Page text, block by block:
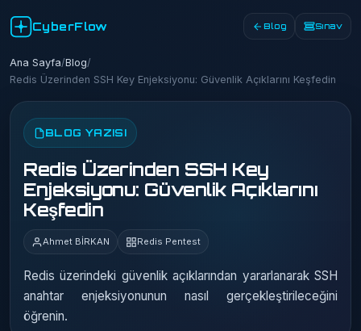
CyberFlow Blog Sınav
Ana Sayfa/Blog/
Redis Üzerinden SSH Key Enjeksiyonu: Güvenlik Açıklarını Keşfedin
BLOG YAZISI
Redis Üzerinden SSH Key
Enjeksiyonu: Güvenlik Açıklarını
Keşfedin
Ahmet BİRKAN Redis Pentest
Redis üzerindeki güvenlik açıklarından yararlanarak SSH
anahtar enjeksiyonunun nasıl gerçekleştirileceğini
öğrenin.